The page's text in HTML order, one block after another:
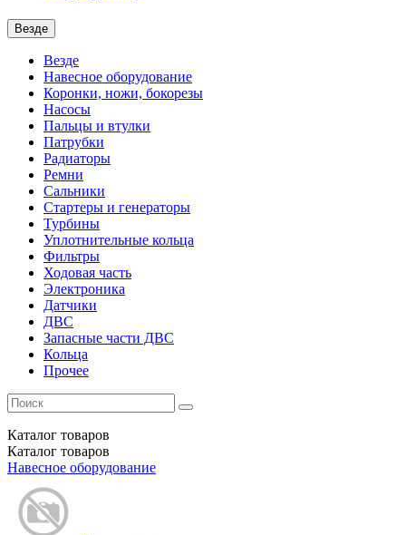
Везде
Везде
Навесное оборудование
Коронки, ножи, бокорезы
Насосы
Пальцы и втулки
Патрубки
Радиаторы
Ремни
Сальники
Стартеры и генераторы
Турбины
Уплотнительные кольца
Фильтры
Ходовая часть
Электроника
Датчики
ДВС
Запасные части ДВС
Кольца
Прочее
Каталог товаров
Каталог товаров
Навесное оборудование